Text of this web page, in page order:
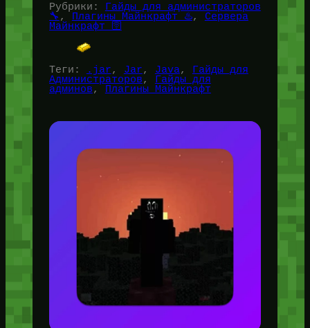
Рубрики: Гайды для администраторов
🔧 , Плагины Майнкрафт ♨️, Сервера
Майнкрафт 🛜
Теги: .jar, Jar, Java, Гайды для
Администраторов, Гайды для
админов, Плагины Майнкрафт